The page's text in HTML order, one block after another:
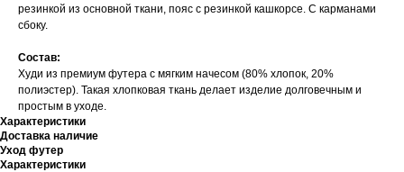
резинкой из основной ткани, пояс с резинкой кашкорсе. С карманами
сбоку.
Состав:
Худи из премиум футера с мягким начесом (80% хлопок, 20%
полиэстер). Такая хлопковая ткань делает изделие долговечным и
простым в уходе.
Характеристики
Доставка наличие
Уход футер
Характеристики